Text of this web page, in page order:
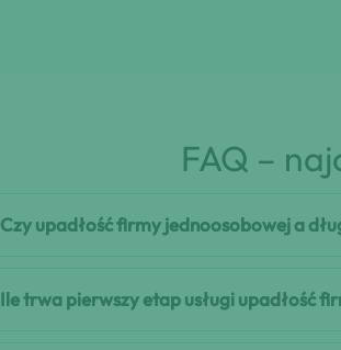
FAQ –
Czy upadłość firmy jednoosobowej a
Ile trwa pierwszy etap usługi upadłość